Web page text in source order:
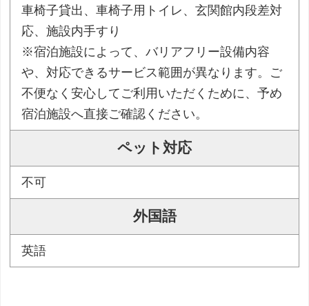
車椅子貸出、車椅子用トイレ、玄関館内段差対
応、施設内手すり
※宿泊施設によって、バリアフリー設備内容
や、対応できるサービス範囲が異なります。ご
不便なく安心してご利用いただくために、予め
宿泊施設へ直接ご確認ください。
ペット対応
不可
外国語
英語